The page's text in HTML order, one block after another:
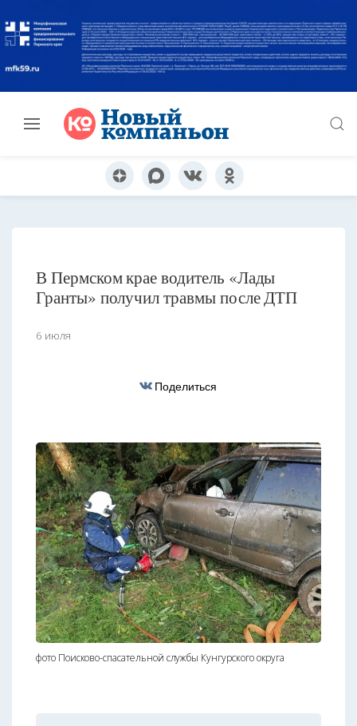
В Пермском крае водитель «Лады
Гранты» получил травмы после ДТП
6 июля
Поделиться
фото Поисково-спасательной службы Кунгурского округа